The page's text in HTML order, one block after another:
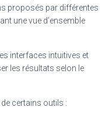
proposés par différentes
une vue d’ensemble
interfaces intuitives et
les résultats selon le
certains outils :